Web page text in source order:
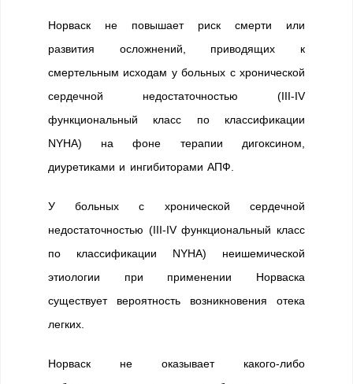
Норваск не повышает риск смерти или
развития осложнений, приводящих к
смертельным исходам у больных с хронической
сердечной недостаточностью (III-IV
функциональный класс по классификации
NYHA) на фоне терапии дигоксином,
диуретиками и ингибиторами АПФ.
У больных с хронической сердечной
недостаточностью (III-IV функциональный класс
по классификации NYHA) неишемической
этиологии при применении Норваска
существует вероятность возникновения отека
легких.
Норваск не оказывает какого-либо